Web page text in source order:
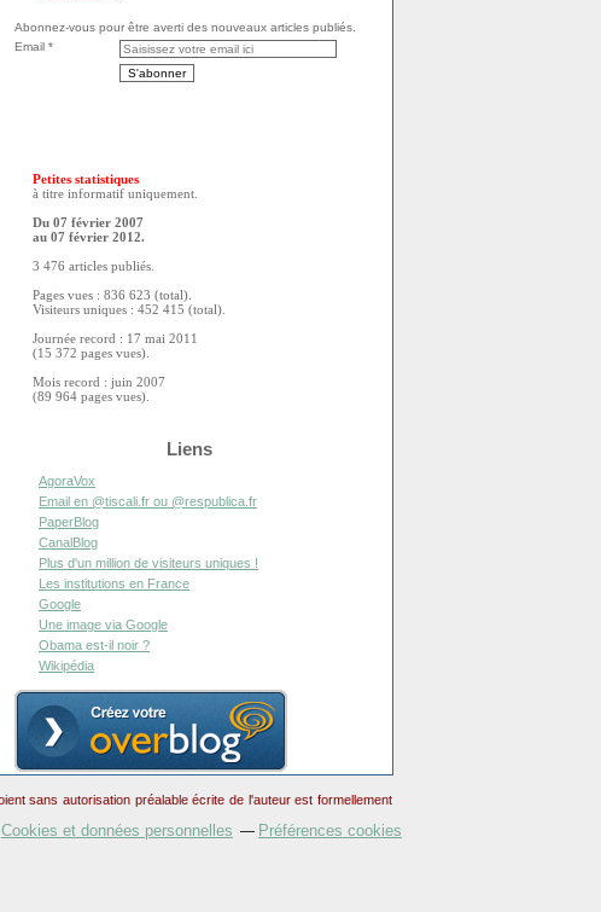
Abonnez-vous pour être averti des nouveaux articles publiés.
Email
Petites statistiques
à titre informatif uniquement.
Du 07 février 2007
au 07 février 2012.
3 476 articles publiés.
Pages vues : 836 623 (total).
Visiteurs uniques : 452 415 (total).
Journée record : 17 mai 2011
(15 372 pages vues).
Mois record : juin 2007
(89 964 pages vues).
Liens
AgoraVox
Email en @tiscali.fr ou @respublica.fr
PaperBlog
CanalBlog
Plus d'un million de visiteurs uniques !
Les institutions en France
Google
Une image via Google
Obama est-il noir ?
Wikipédia
sans autorisation préalable écrite de l'auteur est formellement
Cookies et données personnelles Préférences cookies